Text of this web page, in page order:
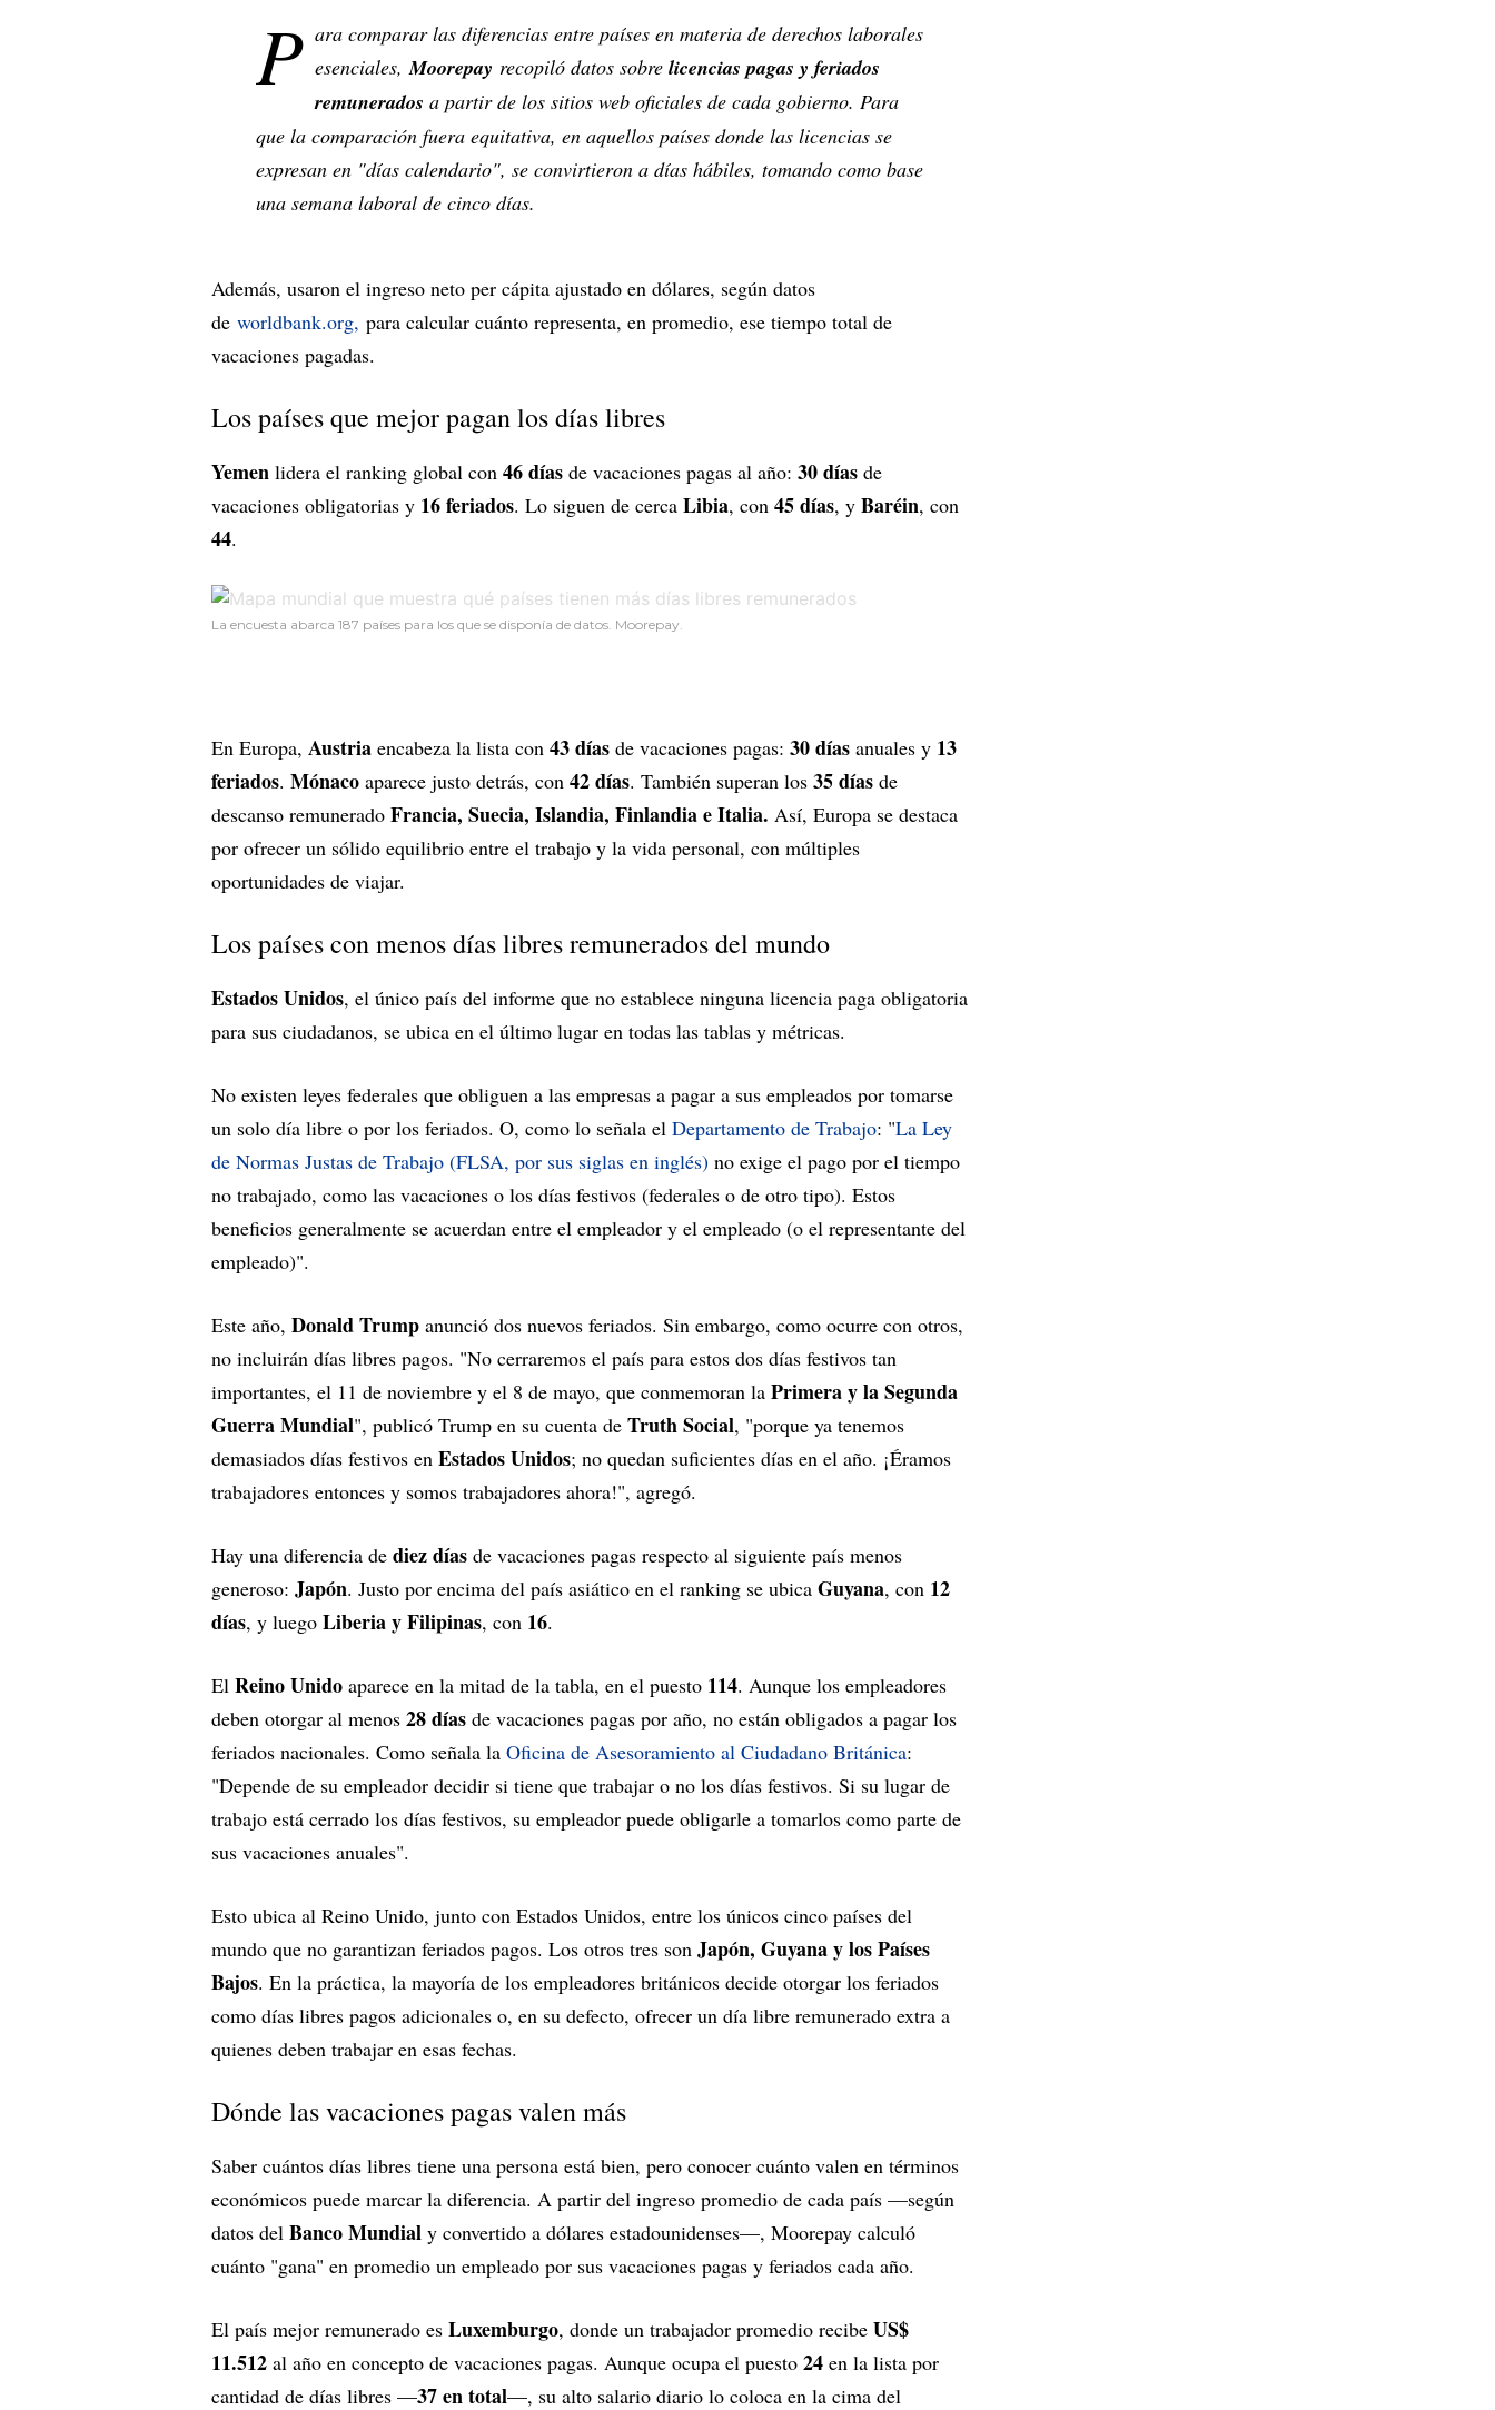
P ara comparar las diferencias entre países en materia de derechos laborales
esenciales,Moorepay recopiló datos sobre licencias pagas y feriados
remunerados a partir de los sitios web oficiales de cada gobierno. Para
que la comparación fuera equitativa, en aquellos países donde las licencias se
expresan en "días calendario", se convirtieron a días hábiles, tomando como base
una semana laboral de cinco días.
Además, usaron el ingreso neto per cápita ajustado en dólares, según datos
de worldbank.org, para calcular cuánto representa, en promedio, ese tiempo total de
vacaciones pagadas.
Los países que mejor pagan los días libres
Yemen lidera el ranking global con 46 días de vacaciones pagas al año: 30 días de
vacaciones obligatorias y 16 feriados. Lo siguen de cerca Libia, con 45 días, y Baréin, con
44.
La encuesta abarca 187 países para los que se disponía de datos. Moorepay.
En Europa, Austria encabeza la lista con 43 días de vacaciones pagas: 30 días anuales y 13
feriados. Mónaco aparece justo detrás, con 42 días. También superan los 35 días de
descanso remunerado Francia, Suecia, Islandia, Finlandia e Italia. Así, Europa se destaca
por ofrecer un sólido equilibrio entre el trabajo y la vida personal, con múltiples
oportunidades de viajar.
Los países con menos días libres remunerados del mundo
Estados Unidos, el único país del informe que no establece ninguna licencia paga obligatoria
para sus ciudadanos, se ubica en el último lugar en todas las tablas y métricas.
No existen leyes federales que obliguen a las empresas a pagar a sus empleados por tomarse
un solo día libre o por los feriados. O, como lo señala el Departamento de Trabajo: "La Ley
de Normas Justas de Trabajo (FLSA, por sus siglas en inglés) no exige el pago por el tiempo
no trabajado, como las vacaciones o los días festivos (federales o de otro tipo). Estos
beneficios generalmente se acuerdan entre el empleador y el empleado (o el representante del
empleado)".
Este año, Donald Trump anunció dos nuevos feriados. Sin embargo, como ocurre con otros,
no incluirán días libres pagos. "No cerraremos el país para estos dos días festivos tan
importantes, el 11 de noviembre y el 8 de mayo, que conmemoran la Primera y la Segunda
Guerra Mundial", publicó Trump en su cuenta de Truth Social, "porque ya tenemos
demasiados días festivos en Estados Unidos; no quedan suficientes días en el año. ¡Éramos
trabajadores entonces y somos trabajadores ahora!", agregó.
Hay una diferencia de diez días de vacaciones pagas respecto al siguiente país menos
generoso: Japón. Justo por encima del país asiático en el ranking se ubica Guyana, con 12
días, y luego Liberia y Filipinas, con 16.
El Reino Unido aparece en la mitad de la tabla, en el puesto 114. Aunque los empleadores
deben otorgar al menos 28 días de vacaciones pagas por año, no están obligados a pagar los
feriados nacionales. Como señala la Oficina de Asesoramiento al Ciudadano Británica:
"Depende de su empleador decidir si tiene que trabajar o no los días festivos. Si su lugar de
trabajo está cerrado los días festivos, su empleador puede obligarle a tomarlos como parte de
sus vacaciones anuales".
Esto ubica al Reino Unido, junto con Estados Unidos, entre los únicos cinco países del
mundo que no garantizan feriados pagos. Los otros tres son Japón, Guyana y los Países
Bajos. En la práctica, la mayoría de los empleadores británicos decide otorgar los feriados
como días libres pagos adicionales o, en su defecto, ofrecer un día libre remunerado extra a
quienes deben trabajar en esas fechas.
Dónde las vacaciones pagas valen más
Saber cuántos días libres tiene una persona está bien, pero conocer cuánto valen en términos
económicos puede marcar la diferencia. A partir del ingreso promedio de cada país —según
datos del Banco Mundial y convertido a dólares estadounidenses—, Moorepay calculó
cuánto "gana" en promedio un empleado por sus vacaciones pagas y feriados cada año.
El país mejor remunerado es Luxemburgo, donde un trabajador promedio recibe US$
11.512 al año en concepto de vacaciones pagas. Aunque ocupa el puesto 24 en la lista por
cantidad de días libres —37 en total—, su alto salario diario lo coloca en la cima del